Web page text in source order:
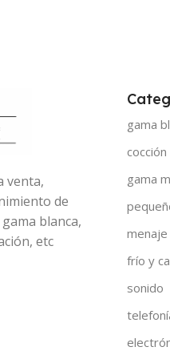
venta,
de
blanca,
etc
gama
cocción
gama
menaje
frío y
sonido